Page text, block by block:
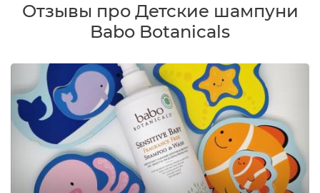
Отзывы про Детские шампуни
Babo Botanicals